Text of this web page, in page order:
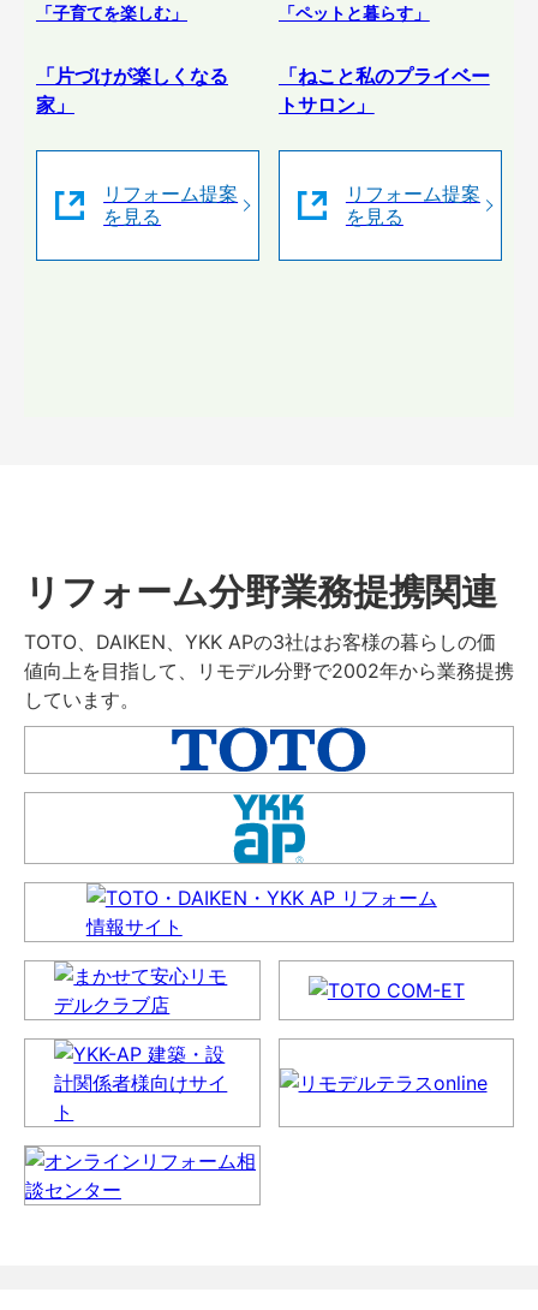
「子育てを楽しむ」
「片づけが楽しくなる
家」
リフォーム提案
を見る
「ペットと暮らす」
「ねこと私のプライベー
トサロン」
リフォーム提案
を見る
リフォーム分野業務提携関連
TOTO、DAIKEN、YKK APの3社はお客様の暮らしの価
値向上を目指して、リモデル分野で2002年から業務提携
しています。